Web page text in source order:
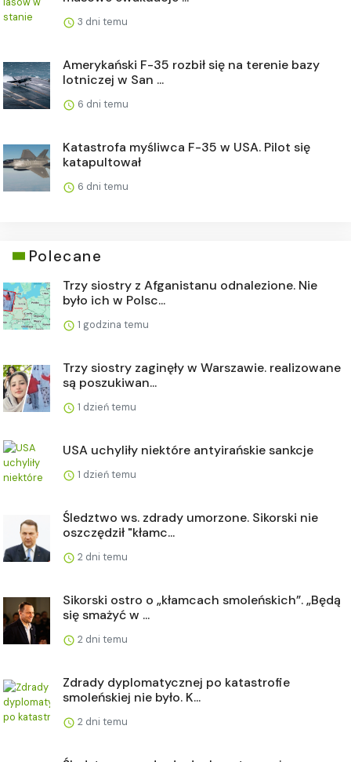
3 dni temu
Amerykański F-35 rozbił się na terenie bazy
lotniczej w San ...
6 dni temu
Katastrofa myśliwca F-35 w USA. Pilot się
katapultował
6 dni temu
Polecane
Trzy siostry z Afganistanu odnalezione. Nie
było ich w Polsc...
1 godzina temu
Trzy siostry zaginęły w Warszawie. realizowane
są poszukiwan...
1 dzień temu
USA uchyliły niektóre antyirańskie sankcje
1 dzień temu
Śledztwo ws. zdrady umorzone. Sikorski nie
oszczędził "kłamc...
2 dni temu
Sikorski ostro o „kłamcach smoleńskich”. „Będą
się smażyć w ...
2 dni temu
Zdrady dyplomatycznej po katastrofie
smoleńskiej nie było. K...
2 dni temu